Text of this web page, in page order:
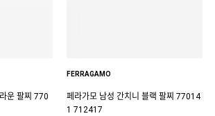
운 팔찌 770
FERRAGAMO
페라가모 남성 간치니 블랙 팔찌 77014
1 712417